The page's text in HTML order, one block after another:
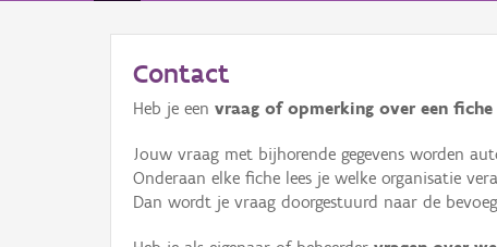
Contact
Heb je een vraag of opmerking over een
Jouw vraag met bijhorende gegevens worden
Onderaan elke fiche lees je welke organisatie
Dan wordt je vraag doorgestuurd naar de